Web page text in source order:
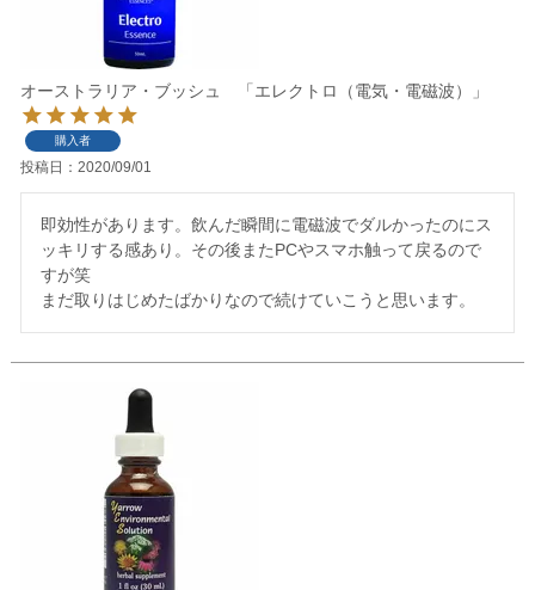
オーストラリア・ブッシュ 「エレクトロ（電気・電磁波）」
購入者
投稿日 2020/09/01
即効性があります。飲んだ瞬間に電磁波でダルかったのにス
ッキリする感あり。その後またPCやスマホ触って戻るので
すが笑
まだ取りはじめたばかりなので続けていこうと思います。